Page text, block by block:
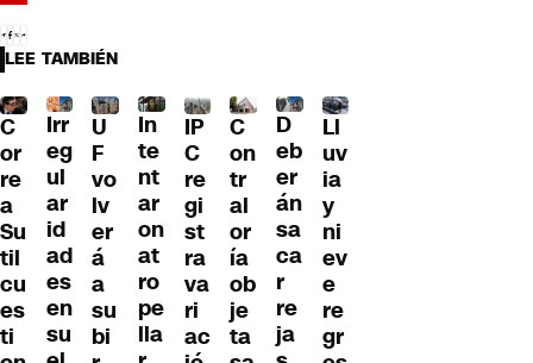
LEE TAMBIÉN
C
or
re
a
Su
til
cu
es
ti
Irr
eg
ul
ar
id
ad
es
en
su
U
F
vo
lv
er
á
a
su
bi
In
te
nt
ar
on
at
ro
pe
lla
IP
C
re
gi
st
ra
va
ri
ac
C
on
tr
al
or
ía
ob
je
ta
D
eb
er
án
sa
ca
r
re
ja
Ll
uv
ia
y
ni
ev
e
re
gr